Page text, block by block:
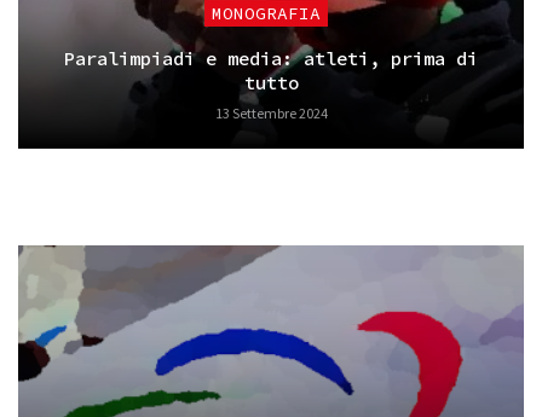
MONOGRAFIA
Paralimpiadi e media: atleti, prima di
tutto
13 Settembre 2024